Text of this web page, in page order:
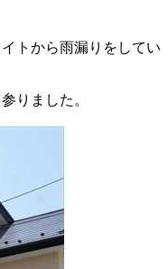
トから雨漏りをしてい
りました。